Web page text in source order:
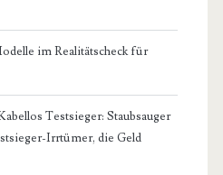
im Realitätscheck für
Testsieger: Staubsauger
Irrtümer, die Geld